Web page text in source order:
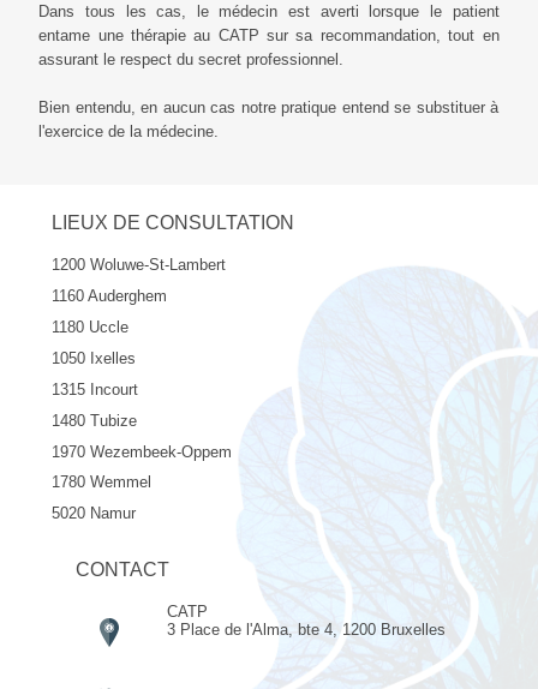
Dans tous les cas, le médecin est averti lorsque le patient
entame une thérapie au CATP sur sa recommandation, tout en
assurant le respect du secret professionnel.
Bien entendu, en aucun cas notre pratique entend se substituer à
l'exercice de la médecine.
LIEUX DE CONSULTATION
1200 Woluwe-St-Lambert
1160 Auderghem
1180 Uccle
1050 Ixelles
1315 Incourt
1480 Tubize
1970 Wezembeek-Oppem
1780 Wemmel
5020 Namur
CONTACT
CATP
3 Place de l'Alma, bte 4, 1200 Bruxelles